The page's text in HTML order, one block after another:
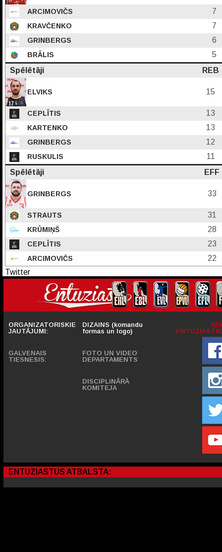
ARCIMOVIČS 7
KRAVČENKO 7
GRINBERGS 6
BRĀLIS
5
Spēlētāji
REB
ELVIKS 15
CEPLĪTIS 13
KARTENKO 13
GRINBERGS 12
RUSKULIS
11
Spēlētāji
EFF
GRINBERGS 33
STRAUTS 31
KRŪMIŅŠ 28
CEPLĪTIS 23
ARCIMOVIČS
22
Twitter
ORGANIZATORISKIE
JAUTĀJUMI:
GALVENAIS
TIESNESIS:
DIZAINS (komandu
formas un logo)
FOTO UN VIDEO
DEPARTAMENTS
DISCIPLINĀRĀ
KOMITEJA
ENTUZIASTUS ATBALSTA: